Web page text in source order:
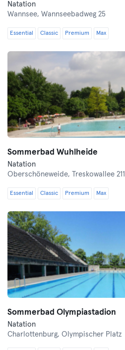
Natation
Wannsee, Wannseebadweg 25
Essential Classic Premium Max
Sommerbad Wuhlheide
Natation
Oberschöneweide,
Treskowallee 211
Essential Classic Premium Max
Sommerbad Olympiastadion
Natation
Charlottenburg, Olympischer Platz